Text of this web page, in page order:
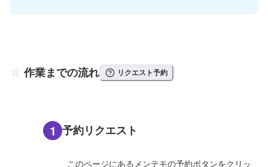
作業までの流れ リクエスト予約
1 予約リクエスト
このページにあるメンテモの予約ボタンをクリッ